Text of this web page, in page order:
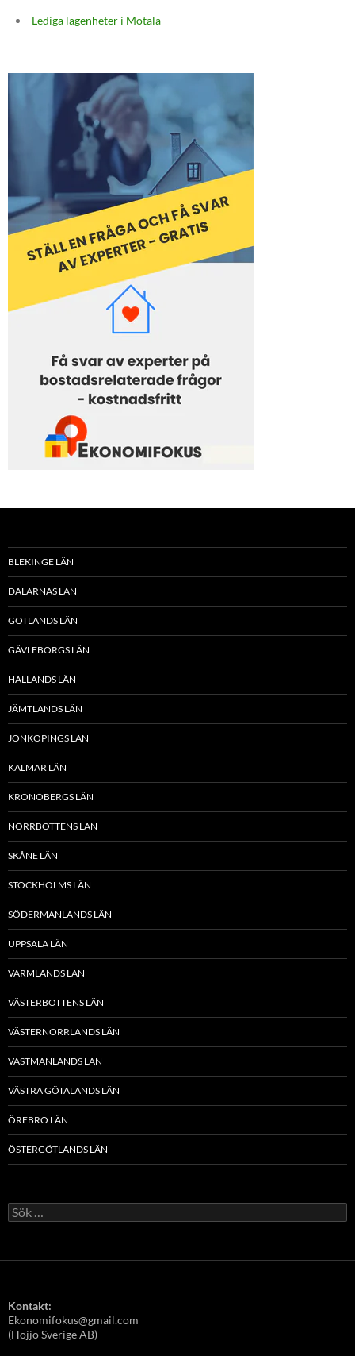
Lediga lägenheter i Motala
BLEKINGE LÄN
DALARNAS LÄN
GOTLANDS LÄN
GÄVLEBORGS LÄN
HALLANDS LÄN
JÄMTLANDS LÄN
JÖNKÖPINGS LÄN
KALMAR LÄN
KRONOBERGS LÄN
NORRBOTTENS LÄN
SKÅNE LÄN
STOCKHOLMS LÄN
SÖDERMANLANDS LÄN
UPPSALA LÄN
VÄRMLANDS LÄN
VÄSTERBOTTENS LÄN
VÄSTERNORRLANDS LÄN
VÄSTMANLANDS LÄN
VÄSTRA GÖTALANDS LÄN
ÖREBRO LÄN
ÖSTERGÖTLANDS LÄN
Sök
efter:
Kontakt:
Ekonomifokus@gmail.com
(Hojjo Sverige AB)